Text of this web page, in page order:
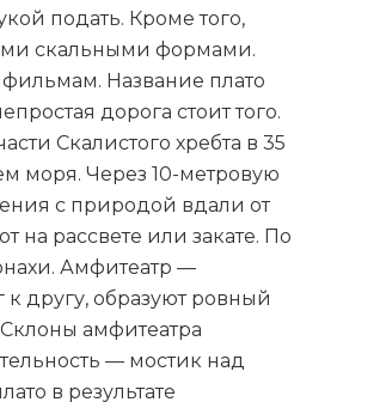
подать. Кроме того,
скальными формами.
Название плато
дорога стоит того.
Скалистого хребта в 35
моря. Через 10-метровую
с природой вдали от
рассвете или закате. По
Амфитеатр —
другу, образуют ровный
амфитеатра
— мостик над
в результате